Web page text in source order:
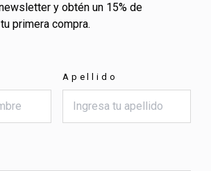
y obtén un 15% de
primera compra.
Apellido